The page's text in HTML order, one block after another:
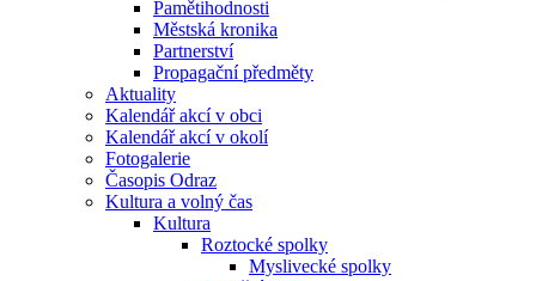
Pamětihodnosti
Městská kronika
Partnerství
Propagační předměty
Aktuality
Kalendář akcí v obci
Kalendář akcí v okolí
Fotogalerie
Časopis Odraz
Kultura a volný čas
Kultura
Roztocké spolky
Myslivecké spolky